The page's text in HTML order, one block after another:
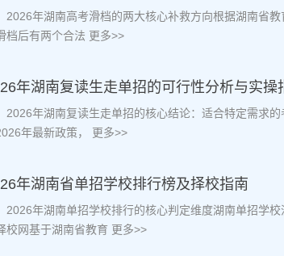
2026年湖南高考滑档的两大核心补救方向根据湖南省
档后有两个合法 更多>>
年湖南复读生走单招的可行性分析与实操
2026年湖南复读生走单招的核心结论：适合特定需求
年最新政策，
更多>>
年湖南省单招学校排行榜及择校指南
2026年湖南单招学校排行的核心判定维度湖南单招学
校网基于湖南省教育 更多>>